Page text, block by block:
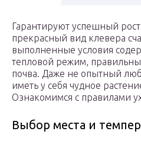
Гарантируют успешный
прекрасный вид клевера
выполненные условия
тепловой режим,
почва. Даже не опытный
иметь у себя чудное
Ознакомимся с правилами
Выбор места и